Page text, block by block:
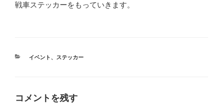
戦車ステッカーをもっていきます。
カ
イベント 、 ステッカー
コメントを残す